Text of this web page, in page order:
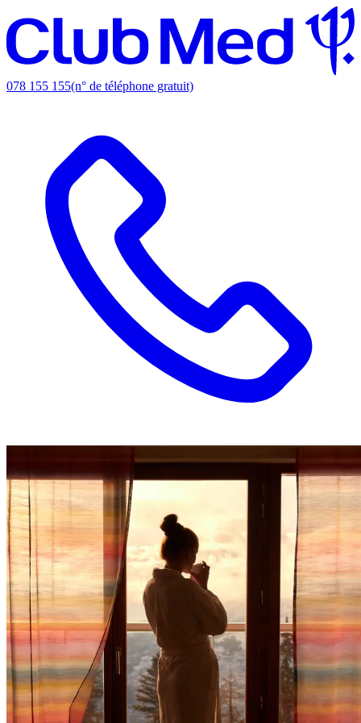
078 155 155(n° de téléphone gratuit)